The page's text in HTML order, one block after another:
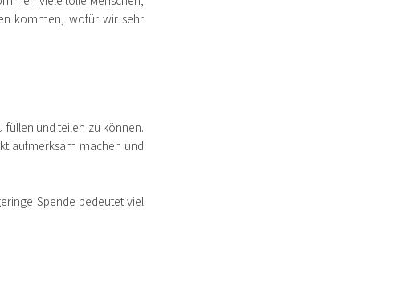
kommen, wofür wir sehr
füllen und teilen zu können.
aufmerksam machen und
Spende bedeutet viel